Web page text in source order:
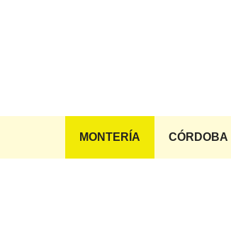
MONTERÍA CÓRDOBA